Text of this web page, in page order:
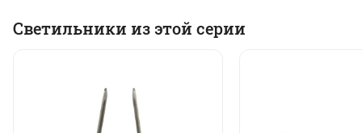
Светильники из этой серии